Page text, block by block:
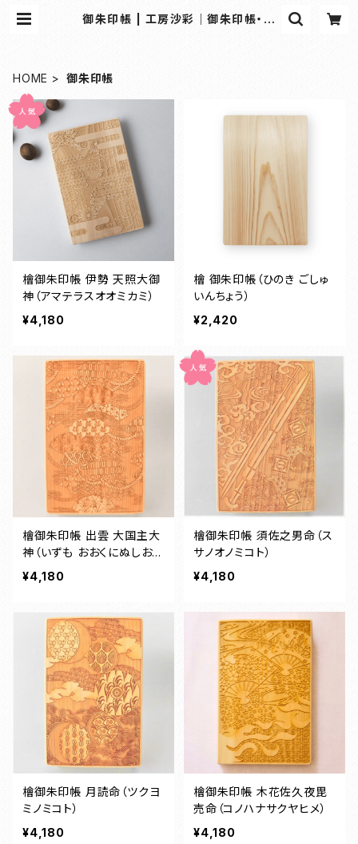
御朱印帳 | 工房沙彩｜御朱印帳・和
HOME 御朱印帳
檜御朱印帳 伊勢 天照大御
神（アマテラスオオミカミ）
¥4,180
檜 御朱印帳（ひのき ごしゅ
いんちょう）
¥2,420
檜御朱印帳 出雲 大国主大
神（いずも おおくにぬしおお
かみ）
¥4,180
檜御朱印帳 須佐之男命（ス
サノオノミコト）
¥4,180
檜御朱印帳 月読命（ツクヨ
ミノミコト）
¥4,180
檜御朱印帳 木花佐久夜毘
売命（コノハナサクヤヒメ）
¥4,180